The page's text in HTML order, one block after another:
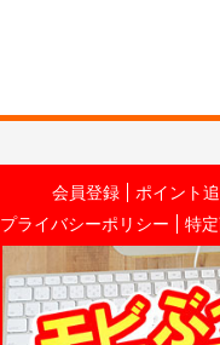
会員登録 ポイント
プライバシーポリシー 特